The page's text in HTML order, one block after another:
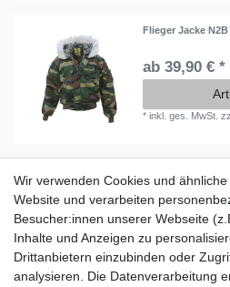
Flieger Jacke
ab 39,90 € *
*inkl. ges. MwSt.
Information
Versand mit DHL weltweit
Kostenloser Versand ab 40 €
Lieferung an Paketstation
14 Tage Rückgaberecht
Wir verwenden Cookies und
Website und verarbeiten
Besucher:innen unserer Webseite
Inhalte und Anzeigen zu
Drittanbietern einzubinden oder
analysieren. Die Datenverarbeitung